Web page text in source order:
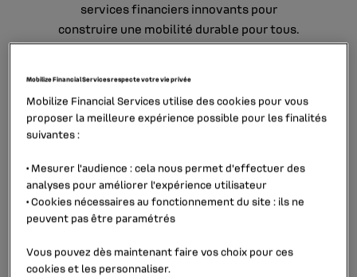
services financiers innovants pour
construire une mobilité durable pour tous.
découvrir notre groupe
NOS ACTUALITÉS
Mobilize Financial Services respecte votre vie privée
Mobilize Financial Services utilise des cookies pour vous
proposer la meilleure expérience possible pour les finalités
suivantes :
• Mesurer l'audience : cela nous permet d'effectuer des
analyses pour améliorer l’expérience utilisateur
•Cookies nécessaires au fonctionnement du site : ils ne
peuvent pas être paramétrés
Vous pouvez dès maintenant faire vos choix pour ces
cookies et les personnaliser.